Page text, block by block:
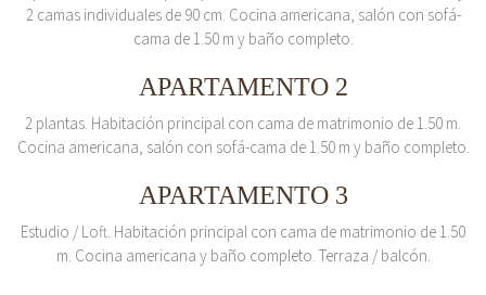
2 camas individuales de 90 cm. Cocina americana, salón con sofá-
cama de 1.50 m y baño completo.
APARTAMENTO 2
2 plantas. Habitación principal con cama de matrimonio de 1.50 m.
Cocina americana, salón con sofá-cama de 1.50 m y baño completo.
APARTAMENTO 3
Estudio / Loft. Habitación principal con cama de matrimonio de 1.50
m. Cocina americana y baño completo. Terraza / balcón.